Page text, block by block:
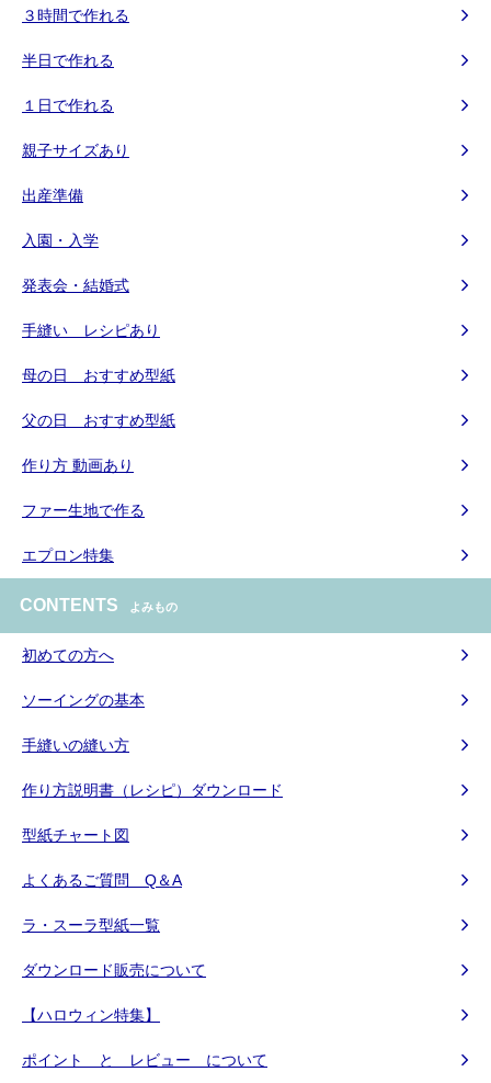
３時間で作れる
半日で作れる
１日で作れる
親子サイズあり
出産準備
入園・入学
発表会・結婚式
手縫い レシピあり
母の日 おすすめ型紙
父の日 おすすめ型紙
作り方 動画あり
ファー生地で作る
エプロン特集
CONTENTS よみもの
初めての方へ
ソーイングの基本
手縫いの縫い方
作り方説明書（レシピ）ダウンロード
型紙チャート図
よくあるご質問 Q＆A
ラ・スーラ型紙一覧
ダウンロード販売について
【ハロウィン特集】
ポイント と レビュー について